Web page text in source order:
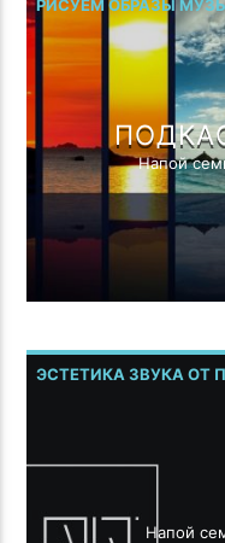
РИСУЕМ ОБРАЗЫ
Напой
ЭСТЕТИКА ЗВУКА ОТ
Напой